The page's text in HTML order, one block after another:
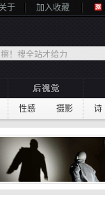
关于 加入收藏
性感 摄影 诗